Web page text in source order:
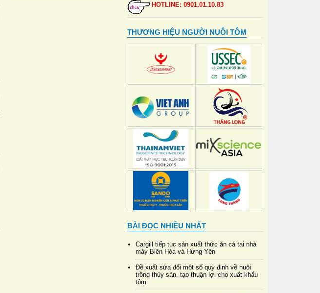
HOTLINE: 0901.01.10.83
THƯƠNG HIỆU NGƯỜI NUÔI TÔM
BÀI ĐỌC NHIỀU NHẤT
Cargill tiếp tục sản xuất thức ăn cá tại nhà
máy Biên Hòa và Hưng Yên
Đề xuất sửa đổi một số quy định về nuôi
trồng thủy sản, tạo thuận lợi cho xuất khẩu
tôm